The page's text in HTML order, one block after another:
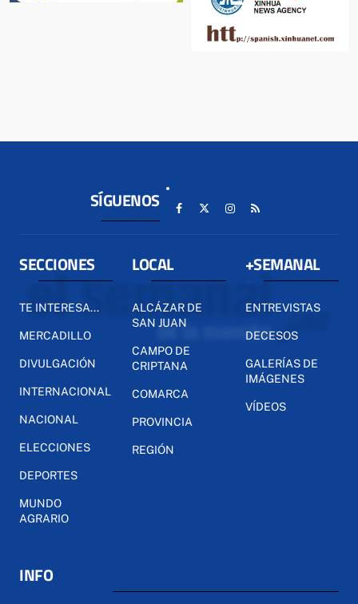
SÍGUENOS
SECCIONES
TE INTERESA...
MERCADILLO
DIVULGACIÓN
INTERNACIONAL
NACIONAL
ELECCIONES
DEPORTES
MUNDO
AGRARIO
LOCAL
ALCÁZAR DE
SAN JUAN
CAMPO DE
CRIPTANA
COMARCA
PROVINCIA
REGIÓN
+SEMANAL
ENTREVISTAS
DECESOS
GALERÍAS DE
IMÁGENES
VÍDEOS
INFO